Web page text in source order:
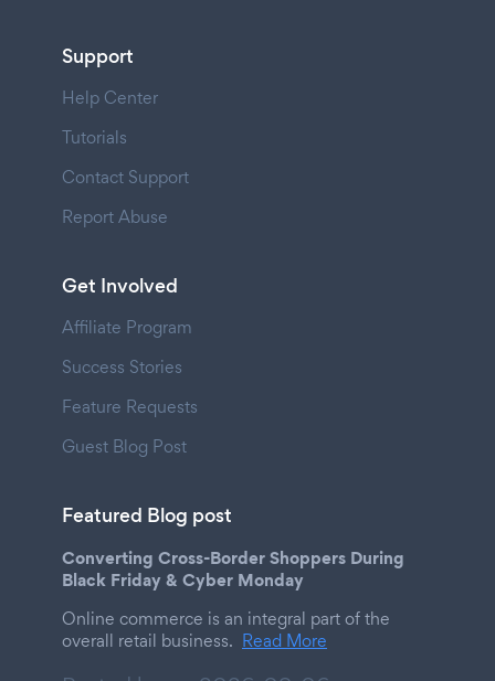
Support
Help Center
Tutorials
Contact Support
Report Abuse
Get Involved
Affiliate Program
Success Stories
Feature Requests
Guest Blog Post
Featured Blog post
Converting Cross-Border Shoppers During
Black Friday & Cyber Monday
Online commerce is an integral part of the
overall retail business. Read More